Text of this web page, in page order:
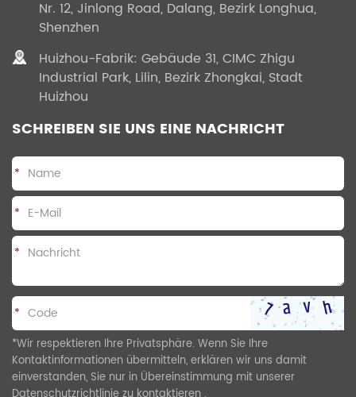
Nr. 12, Jinlong Road, Dalang, Bezirk Longhua,
Shenzhen
Huizhou-Fabrik: Gebäude 31, CIMC Zhigu
Industrial Park, Lilin, Bezirk Zhongkai, Stadt
Huizhou
SCHREIBEN SIE UNS EINE NACHRICHT
*
*
*
*
*Wir respektieren Ihre Privatsphäre. Wenn Sie Ihre
Kontaktinformationen übermitteln, erklären wir uns damit
einverstanden, Sie nur in Übereinstimmung mit unserer